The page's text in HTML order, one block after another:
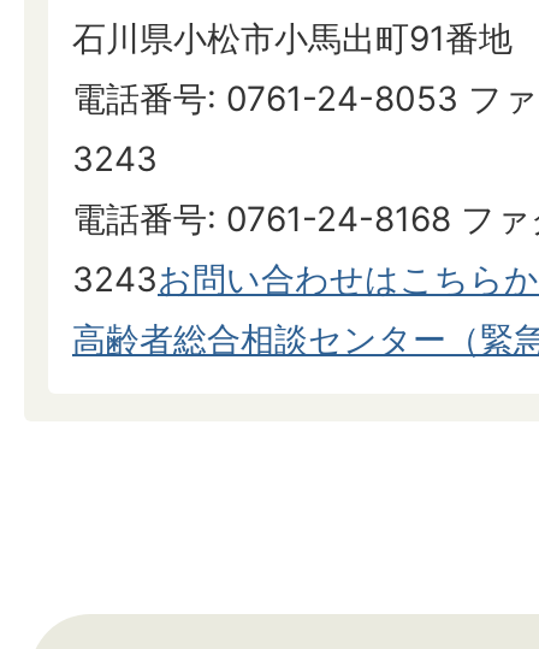
石川県小松市小馬出町91番地
電話番号: 0761-24-8053 フ
3243
電話番号: 0761-24-8168 フ
3243お問い合わせはこちら
高齢者総合相談センター（緊